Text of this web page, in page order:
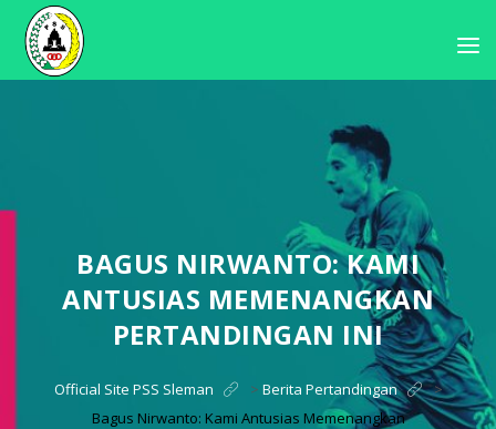
BAGUS NIRWANTO: KAMI
ANTUSIAS MEMENANGKAN
PERTANDINGAN INI
Official Site PSS Sleman > Berita Pertandingan
>
Bagus Nirwanto: Kami Antusias Memenangkan